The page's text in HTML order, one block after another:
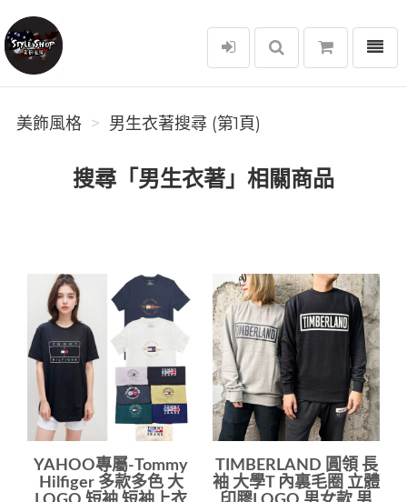
美飾風格
選單
美飾風格 男生衣著搜尋 (第1頁)
搜尋「男生衣著」相關商品
YAHOO專屬-Tommy
Hilfiger 多款多色 大
TIMBERLAND 圓領 長
袖 大學T 內裏毛圈 立體